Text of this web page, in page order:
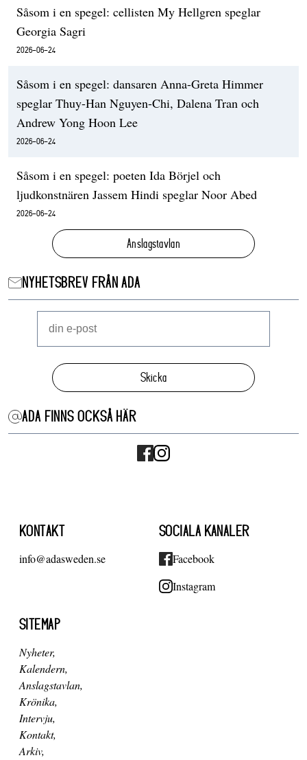
Såsom i en spegel: cellisten My Hellgren speglar
Georgia Sagri
2026-06-24
Såsom i en spegel: dansaren Anna-Greta Himmer
speglar Thuy-Han Nguyen-Chi, Dalena Tran och
Andrew Yong Hoon Lee
2026-06-24
Såsom i en spegel: poeten Ida Börjel och
ljudkonstnären Jassem Hindi speglar Noor Abed
2026-06-24
Anslagstavlan
NYHETSBREV FRÅN ADA
Skicka
ADA FINNS OCKSÅ HÄR
KONTAKT
info@adasweden.se
SOCIALA KANALER
Facebook
Instagram
SITEMAP
Nyheter
Kalendern
Anslagstavlan
Krönika
Intervju
Kontakt
Arkiv